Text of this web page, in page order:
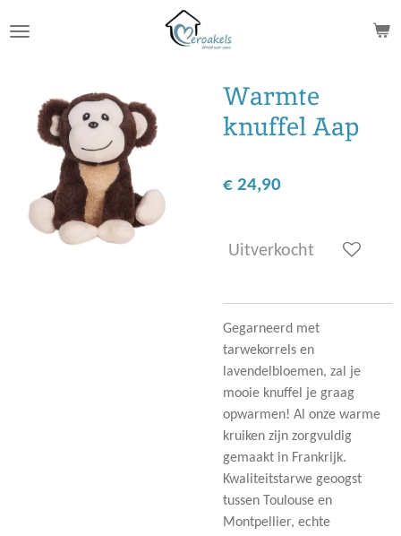
direct
hoofdinhoud
Warmte
knuffel Aap
€ 24,90
Uitverkocht
Gegarneerd met
tarwekorrels en
lavendelbloemen, zal je
mooie knuffel je graag
opwarmen! Al onze warme
kruiken zijn zorgvuldig
gemaakt in Frankrijk.
Kwaliteitstarwe geoogst
tussen Toulouse en
Montpellier, echte